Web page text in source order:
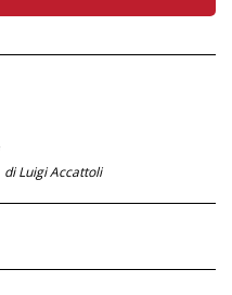
di Luigi Accattoli